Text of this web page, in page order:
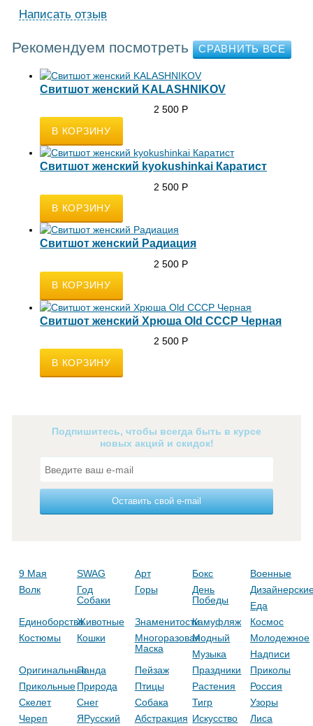
Написать отзыв
Рекомендуем посмотреть
Свитшот женский KALASHNIKOV
2 500 Р
Свитшот женский kyokushinkai Каратист
2 500 Р
Свитшот женский Радиация
2 500 Р
Свитшот женский Хрюша Old СССР Черная
2 500 Р
Подпишитесь, чтобы всегда быть в курсе
новых акций и скидок!
Оставить свой e-mail
9 Мая SWAG Арт Бокс
Военные
Волк
Год
Собаки
Горы
День
Победы
Еда
ЕдиноборстваЖивотные ЗнаменитостиКамуфляж
Космос
Костюмы
Кошки
Многоразовая
Маска
Модный
Молодежное
Музыка
Надписи
ОригинальныеПанда Пейзаж Праздники
Приколы
ПрикольныеПрирода Птицы Растения
Россия
Скелет
Снег Собака Тигр
Узоры
Череп
ЯРусский Абстракция Искусство Лиса